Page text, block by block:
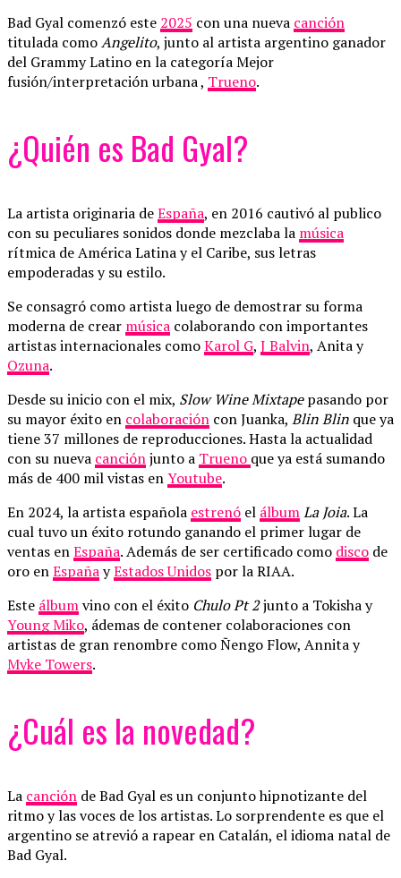
Bad Gyal comenzó este 2025 con una nueva canción
titulada comoAngelito, junto al artista argentino ganador
del Grammy Latino en la categoría Mejor
fusión/interpretación urbana , Trueno.
¿Quién es Bad Gyal?
La artista originaria deEspaña, en 2016 cautivó al publico
con su peculiares sonidos donde mezclaba la música
rítmica de América Latina y el Caribe, sus letras
empoderadas y su estilo.
Se consagró como artista luego de demostrar su forma
moderna de crear música colaborando con importantes
artistas internacionales comoKarol G, J Balvin, Anita y
Ozuna.
Desde su inicio con el mix, Slow Wine Mixtapepasando por
su mayor éxito en colaboración con Juanka, Blin Blin que ya
tiene 37 millones de reproducciones. Hasta la actualidad
con su nueva canciónjunto a Trueno que ya está sumando
más de 400 mil vistas enYoutube.
En 2024, la artista española estrenó el álbumLa Joia. La
cual tuvo un éxito rotundo ganando el primer lugar de
ventas enEspaña. Además de ser certificado como disco de
oro enEspañayEstados Unidos por la RIAA.
Este álbumvino con el éxito Chulo Pt 2junto a Tokisha y
Young Miko, ádemas de contener colaboraciones con
artistas de gran renombre como Ñengo Flow, Annita y
Myke Towers.
¿Cuál es la novedad?
La canción de Bad Gyal es un conjunto hipnotizante del
ritmo y las voces de los artistas. Lo sorprendente es que el
argentino se atrevió a rapear en Catalán, el idioma natal de
Bad Gyal.